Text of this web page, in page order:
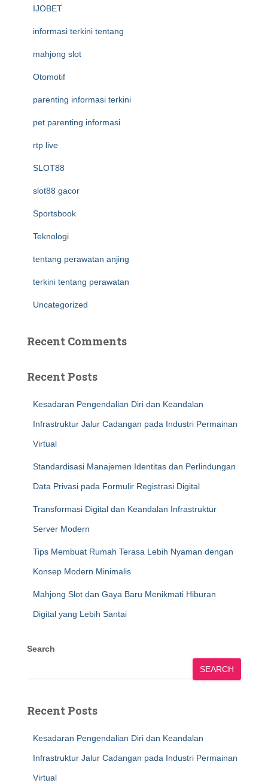
IJOBET
informasi terkini tentang
mahjong slot
Otomotif
parenting informasi terkini
pet parenting informasi
rtp live
SLOT88
slot88 gacor
Sportsbook
Teknologi
tentang perawatan anjing
terkini tentang perawatan
Uncategorized
Recent Comments
Recent Posts
Kesadaran Pengendalian Diri dan Keandalan
Infrastruktur Jalur Cadangan pada Industri Permainan
Virtual
Standardisasi Manajemen Identitas dan Perlindungan
Data Privasi pada Formulir Registrasi Digital
Transformasi Digital dan Keandalan Infrastruktur
Server Modern
Tips Membuat Rumah Terasa Lebih Nyaman dengan
Konsep Modern Minimalis
Mahjong Slot dan Gaya Baru Menikmati Hiburan
Digital yang Lebih Santai
Search
SEARCH
Recent Posts
Kesadaran Pengendalian Diri dan Keandalan
Infrastruktur Jalur Cadangan pada Industri Permainan
Virtual